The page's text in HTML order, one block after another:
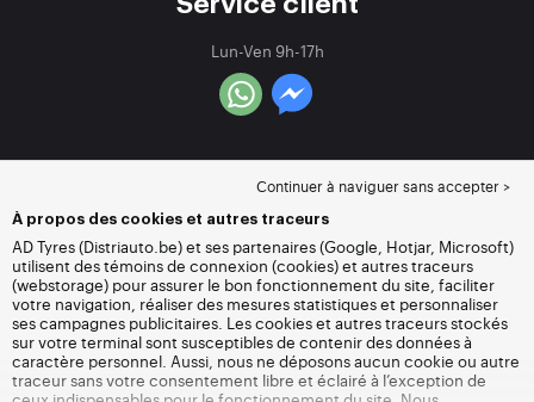
Lun-Ven 9h-17h
Continuer à naviguer sans accepter >
À propos des cookies et autres traceurs
AD Tyres (Distriauto.be) et ses partenaires (Google, Hotjar, Microsoft)
utilisent des témoins de connexion (cookies) et autres traceurs
(webstorage) pour assurer le bon fonctionnement du site, faciliter
votre navigation, réaliser des mesures statistiques et personnaliser
ses campagnes publicitaires. Les cookies et autres traceurs stockés
sur votre terminal sont susceptibles de contenir des données à
caractère personnel. Aussi, nous ne déposons aucun cookie ou autre
traceur sans votre consentement libre et éclairé à l’exception de